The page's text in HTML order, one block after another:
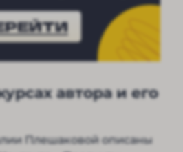
автора и его
Плешаковой описаны